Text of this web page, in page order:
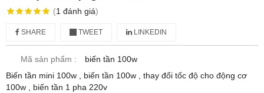
(1 đánh giá)
SHARE TWEET LINKEDIN
Mã sản phẩm :
biến tần 100w
Biến tần mini 100w , biến tần 100w , thay đổi tốc độ cho động cơ
100w , biến tần 1 pha 220v